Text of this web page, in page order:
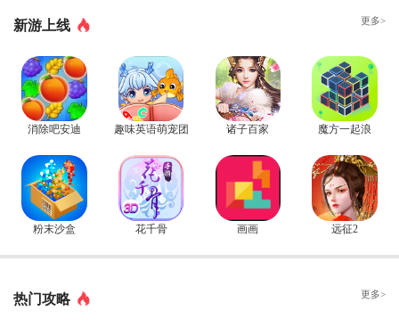
新游上线 更多>
消除吧安迪 趣味英语萌宠团 诸子百家 魔方一起浪
粉末沙盒 花千骨 画画 远征2
热门攻略 更多>